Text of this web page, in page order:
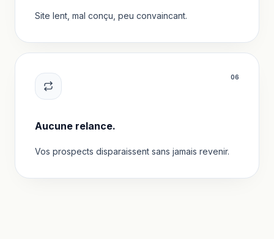
Site lent, mal conçu, peu convaincant.
06
Aucune relance.
Vos prospects disparaissent sans jamais revenir.